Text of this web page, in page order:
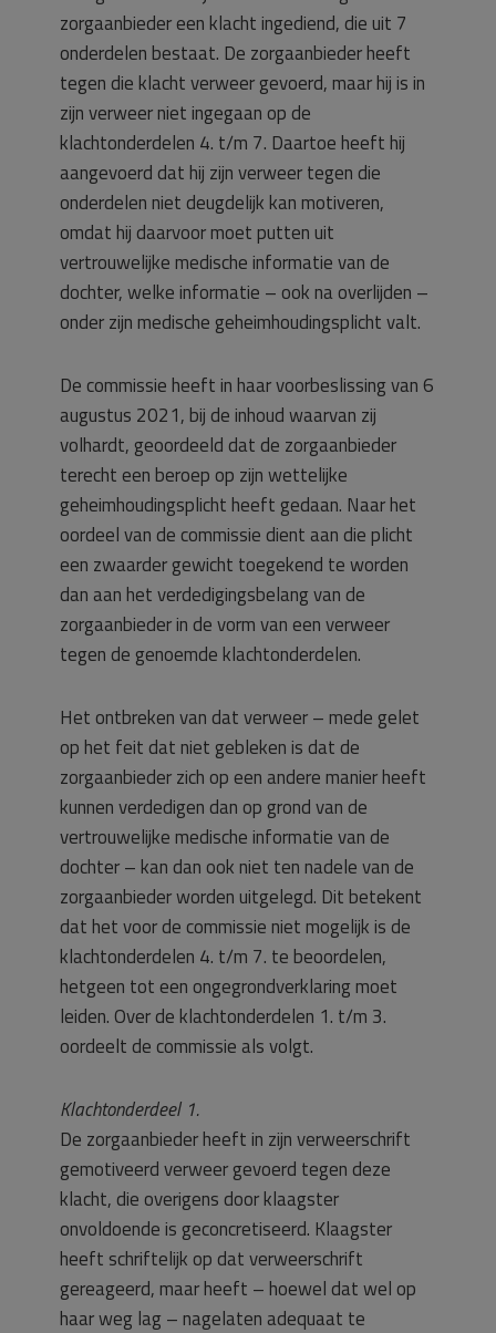
zorgaanbieder een klacht ingediend, die uit 7
onderdelen bestaat. De zorgaanbieder heeft
tegen die klacht verweer gevoerd, maar hij is in
zijn verweer niet ingegaan op de
klachtonderdelen 4. t/m 7. Daartoe heeft hij
aangevoerd dat hij zijn verweer tegen die
onderdelen niet deugdelijk kan motiveren,
omdat hij daarvoor moet putten uit
vertrouwelijke medische informatie van de
dochter, welke informatie – ook na overlijden –
onder zijn medische geheimhoudingsplicht valt.
De commissie heeft in haar voorbeslissing van 6
augustus 2021, bij de inhoud waarvan zij
volhardt, geoordeeld dat de zorgaanbieder
terecht een beroep op zijn wettelijke
geheimhoudingsplicht heeft gedaan. Naar het
oordeel van de commissie dient aan die plicht
een zwaarder gewicht toegekend te worden
dan aan het verdedigingsbelang van de
zorgaanbieder in de vorm van een verweer
tegen de genoemde klachtonderdelen.
Het ontbreken van dat verweer – mede gelet
op het feit dat niet gebleken is dat de
zorgaanbieder zich op een andere manier heeft
kunnen verdedigen dan op grond van de
vertrouwelijke medische informatie van de
dochter – kan dan ook niet ten nadele van de
zorgaanbieder worden uitgelegd. Dit betekent
dat het voor de commissie niet mogelijk is de
klachtonderdelen 4. t/m 7. te beoordelen,
hetgeen tot een ongegrondverklaring moet
leiden. Over de klachtonderdelen 1. t/m 3.
oordeelt de commissie als volgt.
Klachtonderdeel 1.
De zorgaanbieder heeft in zijn verweerschrift
gemotiveerd verweer gevoerd tegen deze
klacht, die overigens door klaagster
onvoldoende is geconcretiseerd. Klaagster
heeft schriftelijk op dat verweerschrift
gereageerd, maar heeft – hoewel dat wel op
haar weg lag – nagelaten adequaat te